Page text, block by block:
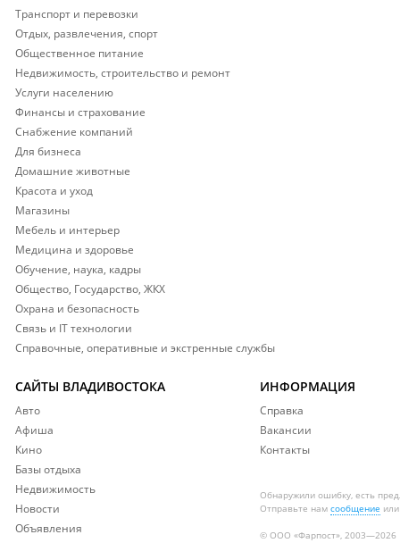
Транспорт и перевозки
Отдых, развлечения, спорт
Общественное питание
Недвижимость, строительство и ремонт
Услуги населению
Финансы и страхование
Снабжение компаний
Для бизнеса
Домашние животные
Красота и уход
Магазины
Мебель и интерьер
Медицина и здоровье
Обучение, наука, кадры
Общество, Государство, ЖКХ
Охрана и безопасность
Связь и IT технологии
Справочные, оперативные и экстренные службы
САЙТЫ ВЛАДИВОСТОКА
Авто
Афиша
Кино
Базы отдыха
Недвижимость
Новости
Объявления
ИНФОРМАЦИЯ
Справка
Вакансии
Контакты
Обнаружили ошибку, есть
Отправьте нам сообщение
© ООО «Фарпост», 2003—2026